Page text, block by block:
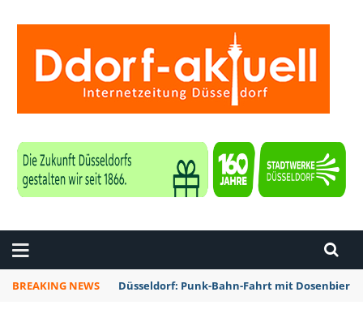
BREAKING NEWS Düsseldorf: Punk-Bahn-Fahrt mit Dosenbier